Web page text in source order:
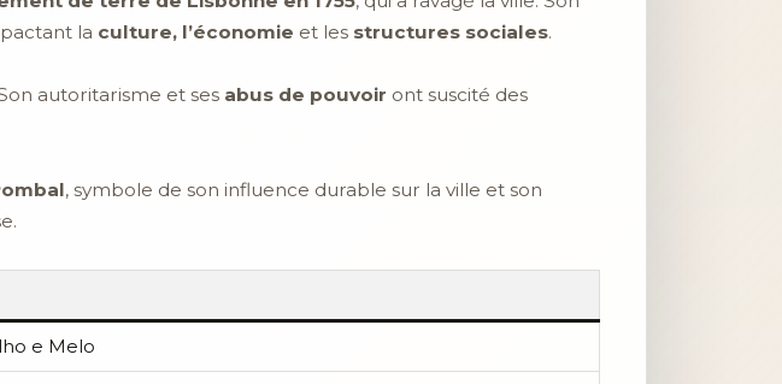
la culture, l’économie et les structures sociales.
autoritarisme et ses abus de pouvoir ont suscité des
, symbole de son influence durable sur la ville et son
e Melo